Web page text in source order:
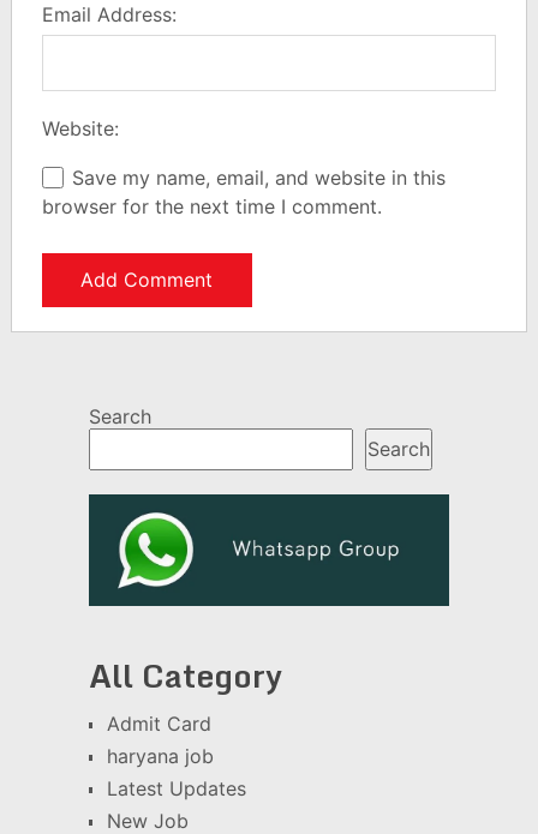
Email Address:
Website:
Save my name, email, and website in this
browser for the next time I comment.
Search
Search
All Category
Admit Card
haryana job
Latest Updates
New Job